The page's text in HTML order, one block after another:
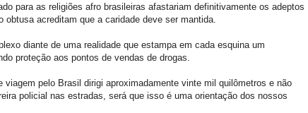
para as religiões afro brasileiras afastariam definitivamente os adeptos
obtusa acreditam que a caridade deve ser mantida.
diante de uma realidade que estampa em cada esquina um
proteção aos pontos de vendas de drogas.
viagem pelo Brasil dirigi aproximadamente vinte mil quilômetros e não
policial nas estradas, será que isso é uma orientação dos nossos